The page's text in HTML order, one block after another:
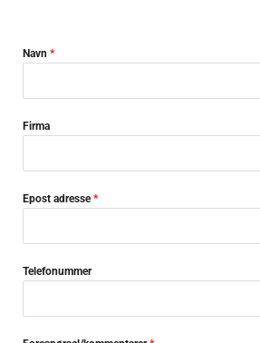
Navn *
Firma
Epost adresse*
Telefonummer